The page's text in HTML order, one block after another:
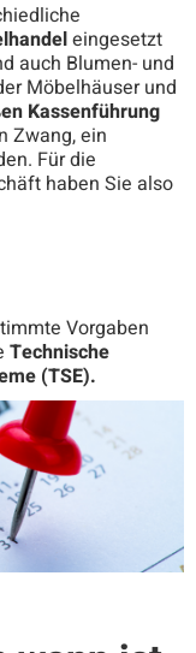
eingesetzt
auch Blumen- und
Möbelhäuser und
Kassenführung
Zwang, ein
Für die
haben Sie also
Vorgaben
Technische
(TSE).